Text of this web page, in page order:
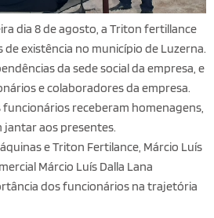
dia 8 de agosto, a Triton fertillance
de existência no município de Luzerna.
da sede social da empresa, e
e colaboradores da empresa.
receberam homenagens,
jantar aos presentes.
e Triton Fertilance, Márcio Luís
Márcio Luís Dalla Lana
dos funcionários na trajetória